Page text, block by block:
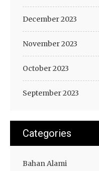
December 2023
November 2023
October 2023
September 2023
Categories
Bahan Alami